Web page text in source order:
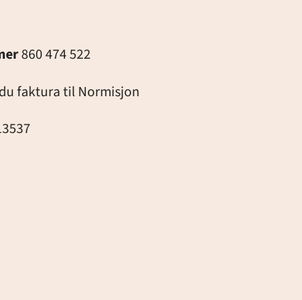
860 474 522
faktura til Normisjon